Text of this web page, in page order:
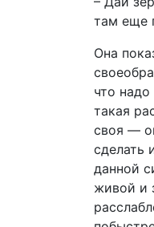
там еще
Она
что
такая
своя —
сделать
данной
живой и